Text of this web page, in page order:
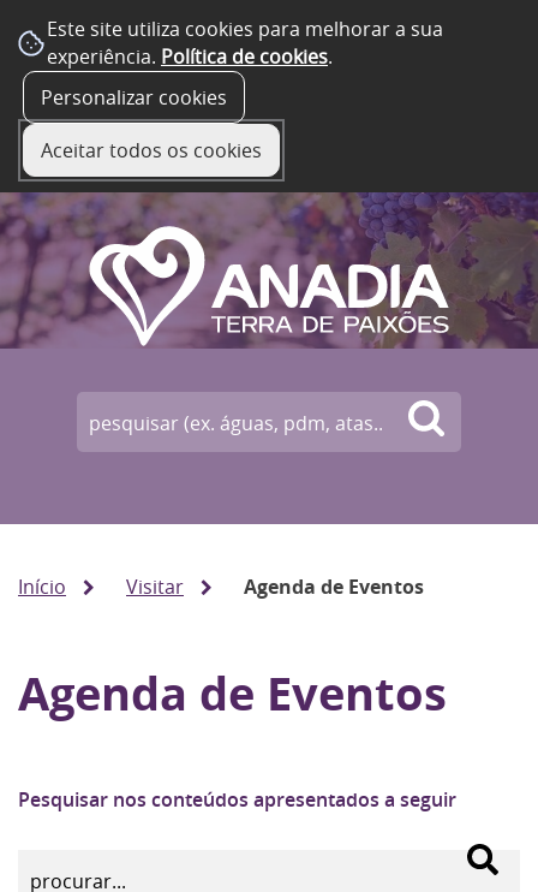
Este site utiliza cookies para melhorar a sua
experiência. Política de cookies.
Personalizar cookies
Aceitar todos os cookies
Início Visitar Agenda de Eventos
Agenda de Eventos
Pesquisar nos conteúdos apresentados a seguir